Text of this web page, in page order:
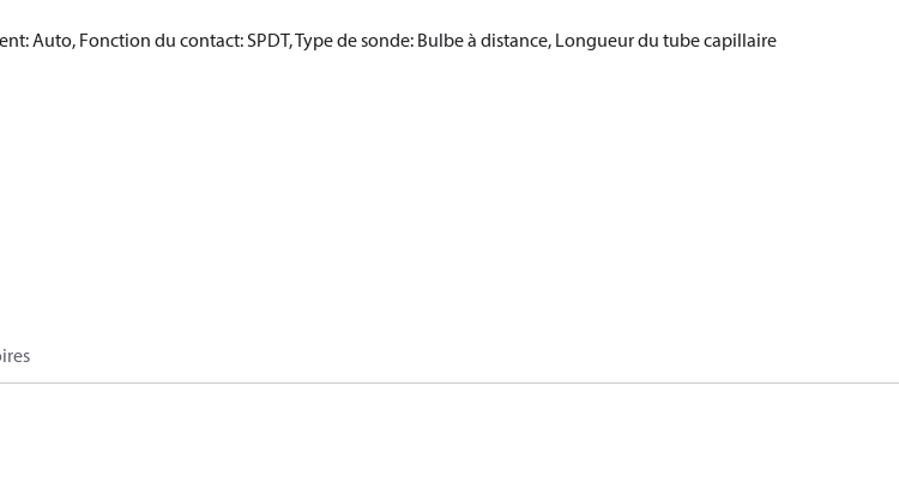
Auto, Fonction du contact: SPDT, Type de sonde: Bulbe à distance, Longueur du tube capillaire